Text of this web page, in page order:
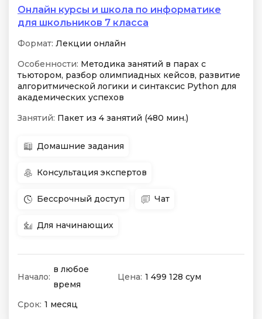
Онлайн курсы и школа по информатике
для школьников 7 класса
Формат: Лекции онлайн
Особенности: Методика занятий в парах с
тьютором, разбор олимпиадных кейсов, развитие
алгоритмической логики и синтаксис Python для
академических успехов
Занятий: Пакет из 4 занятий (480 мин.)
Домашние задания
Консультация экспертов
Бессрочный доступ Чат
Для начинающих
Начало:
в любое
время
Цена: 1 499 128 сум
Срок: 1 месяц